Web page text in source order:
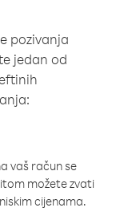
pozivanja
jedan od
vaš račun se
možete zvati
cijenama.